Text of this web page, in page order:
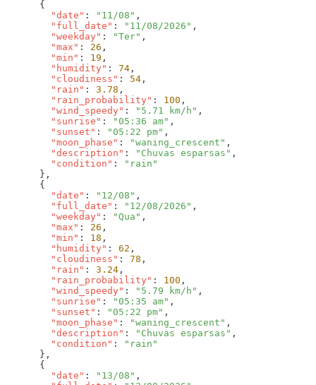
        "date"
: "11/08"
        "full_date"
: "11/08/2026"
        "weekday"
: "Ter"
        "max"
: 26
        "min"
: 19
        "humidity"
: 74
        "cloudiness"
: 54
        "rain"
: 3.78
        "rain_probability"
: 100
        "wind_speedy"
: "5.71 km/h"
        "sunrise"
: "05:36 am"
        "sunset"
: "05:22 pm"
        "moon_phase"
: "waning_crescent"
        "description"
: "Chuvas esparsas"
        "condition"
:
        "date"
: "12/08"
        "full_date"
: "12/08/2026"
        "weekday"
: "Qua"
        "max"
: 26
        "min"
: 18
        "humidity"
: 62
        "cloudiness"
: 78
        "rain"
: 3.24
        "rain_probability"
: 100
        "wind_speedy"
: "5.79 km/h"
        "sunrise"
: "05:35 am"
        "sunset"
: "05:22 pm"
        "moon_phase"
: "waning_crescent"
        "description"
: "Chuvas esparsas"
        "condition"
:
        "date"
: "13/08"